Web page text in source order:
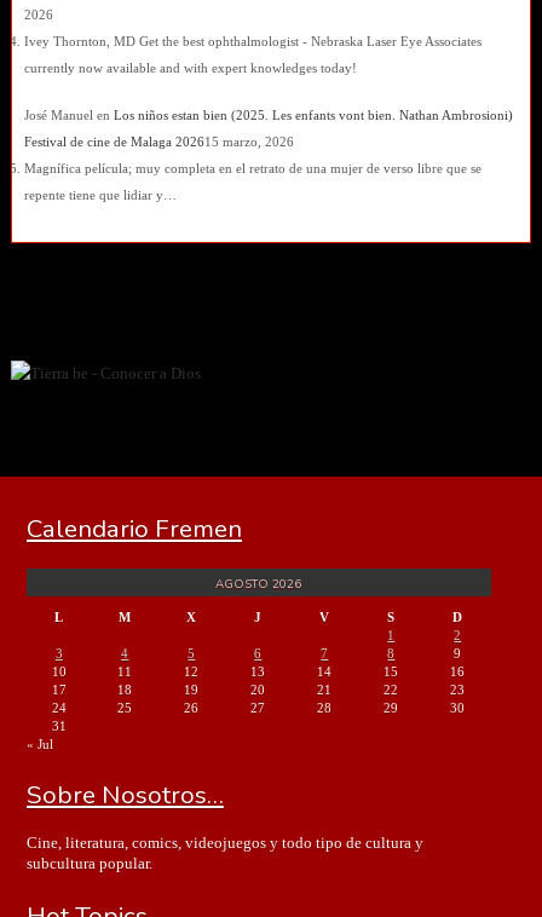
2026
Ivey Thornton, MD Get the best ophthalmologist - Nebraska Laser Eye Associates
currently now available and with expert knowledges today!
José Manuel en Los niños estan bien (2025. Les enfants vont bien. Nathan Ambrosioni)
Festival de cine de Malaga 202615 marzo, 2026
Magnífica película; muy completa en el retrato de una mujer de verso libre que se
repente tiene que lidiar y…
Calendario Fremen
AGOSTO 2026
L M X J V S
D
1
2
3
4 5 6 7 8
9
10
11 12 13 14 15
16
17
18 19 20 21 22
23
24
25 26 27 28 29
30
31
« Jul
Sobre Nosotros…
Cine, literatura, comics, videojuegos y todo tipo de cultura y
subcultura popular.